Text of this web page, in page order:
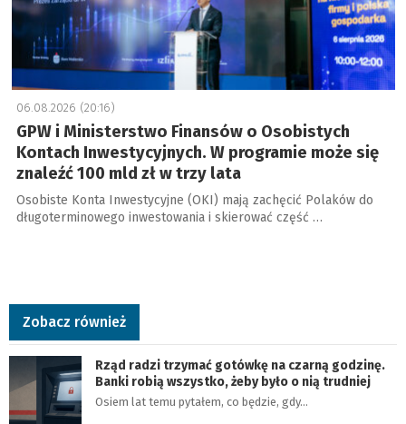
06.08.2026 (20:16)
GPW i Ministerstwo Finansów o Osobistych
Kontach Inwestycyjnych. W programie może się
znaleźć 100 mld zł w trzy lata
Osobiste Konta Inwestycyjne (OKI) mają zachęcić Polaków do
długoterminowego inwestowania i skierować część …
Zobacz również
Rząd radzi trzymać gotówkę na czarną godzinę.
Banki robią wszystko, żeby było o nią trudniej
Osiem lat temu pytałem, co będzie, gdy…